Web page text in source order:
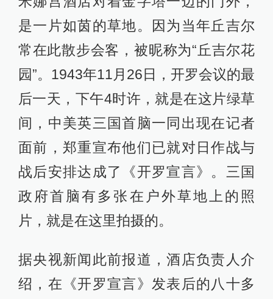
是一片如茵的草地。因为当年丘吉尔
常在此散步会客，被昵称为“丘吉尔花
园”。1943年11月26日，开罗会议的最
后一天，下午4时许，就是在这片绿草
间，中美英三国首脑一同出现在记者
面前，郑重宣布他们已就对日作战与
战后安排达成了《开罗宣言》。三国
政府首脑有多张在户外草地上的照
片，就是在这里拍摄的。
据央视新闻此前报道，酒店负责人介
绍，在《开罗宣言》发表后的八十多